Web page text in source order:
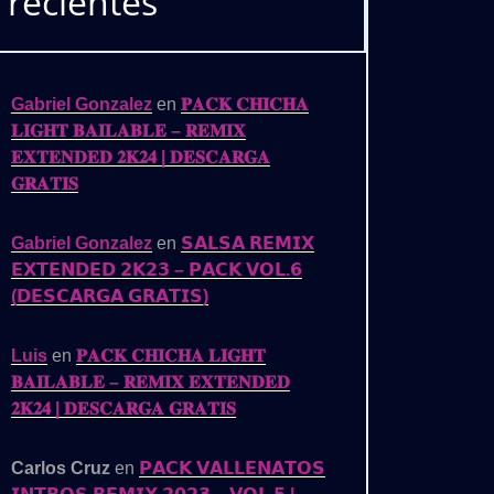
Gabriel Gonzalez en 𝐏𝐀𝐂𝐊 𝐂𝐇𝐈𝐂𝐇𝐀
𝐋𝐈𝐆𝐇𝐓 𝐁𝐀𝐈𝐋𝐀𝐁𝐋𝐄 – 𝐑𝐄𝐌𝐈𝐗
𝐄𝐗𝐓𝐄𝐍𝐃𝐄𝐃 𝟐𝐊𝟐𝟒 | 𝐃𝐄𝐒𝐂𝐀𝐑𝐆𝐀
𝐆𝐑𝐀𝐓𝐈𝐒
Gabriel Gonzalez en 𝗦𝗔𝗟𝗦𝗔 𝗥𝗘𝗠𝗜𝗫
𝗘𝗫𝗧𝗘𝗡𝗗𝗘𝗗 𝟮𝗞𝟮𝟯 – 𝗣𝗔𝗖𝗞 𝗩𝗢𝗟.𝟲
(𝗗𝗘𝗦𝗖𝗔𝗥𝗚𝗔 𝗚𝗥𝗔𝗧𝗜𝗦)
Luis en 𝐏𝐀𝐂𝐊 𝐂𝐇𝐈𝐂𝐇𝐀 𝐋𝐈𝐆𝐇𝐓
𝐁𝐀𝐈𝐋𝐀𝐁𝐋𝐄 – 𝐑𝐄𝐌𝐈𝐗 𝐄𝐗𝐓𝐄𝐍𝐃𝐄𝐃
𝟐𝐊𝟐𝟒 | 𝐃𝐄𝐒𝐂𝐀𝐑𝐆𝐀 𝐆𝐑𝐀𝐓𝐈𝐒
Carlos Cruz en 𝗣𝗔𝗖𝗞 𝗩𝗔𝗟𝗟𝗘𝗡𝗔𝗧𝗢𝗦